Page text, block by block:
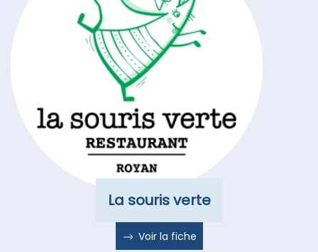
La souris verte
Voir la fiche